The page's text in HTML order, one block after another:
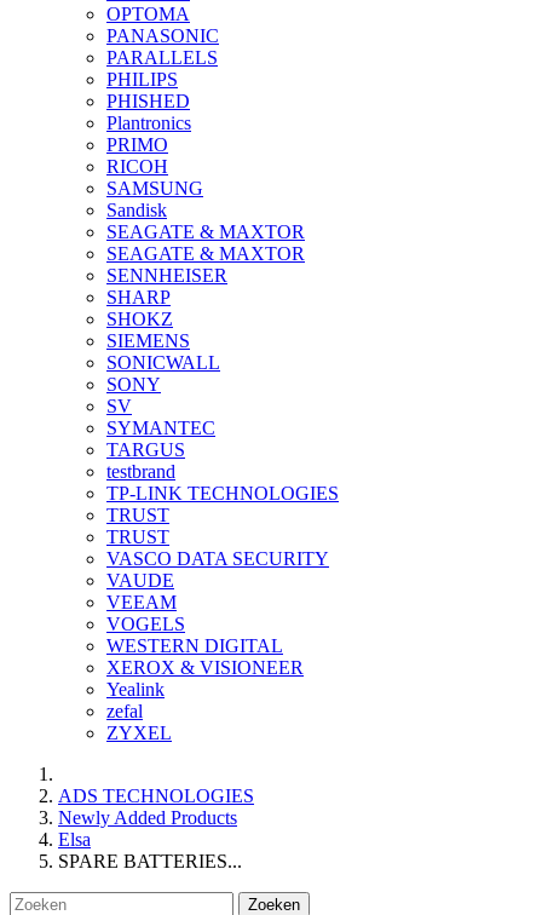
OPTOMA
PANASONIC
PARALLELS
PHILIPS
PHISHED
Plantronics
PRIMO
RICOH
SAMSUNG
Sandisk
SEAGATE & MAXTOR
SEAGATE & MAXTOR
SENNHEISER
SHARP
SHOKZ
SIEMENS
SONICWALL
SONY
SV
SYMANTEC
TARGUS
testbrand
TP-LINK TECHNOLOGIES
TRUST
TRUST
VASCO DATA SECURITY
VAUDE
VEEAM
VOGELS
WESTERN DIGITAL
XEROX & VISIONEER
Yealink
zefal
ZYXEL
ADS TECHNOLOGIES
Newly Added Products
Elsa
SPARE BATTERIES...
Zoeken